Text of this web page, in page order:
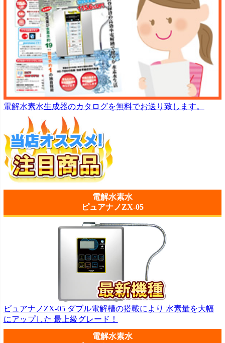
電解水素水生成器のカタログを無料でお送り致します。
電解水素水
ピュアナノZX-05
ピュアナノZX-05 ダブル電解槽の搭載により 水素量を大幅
にアップした 最上級グレード！
電解水素水